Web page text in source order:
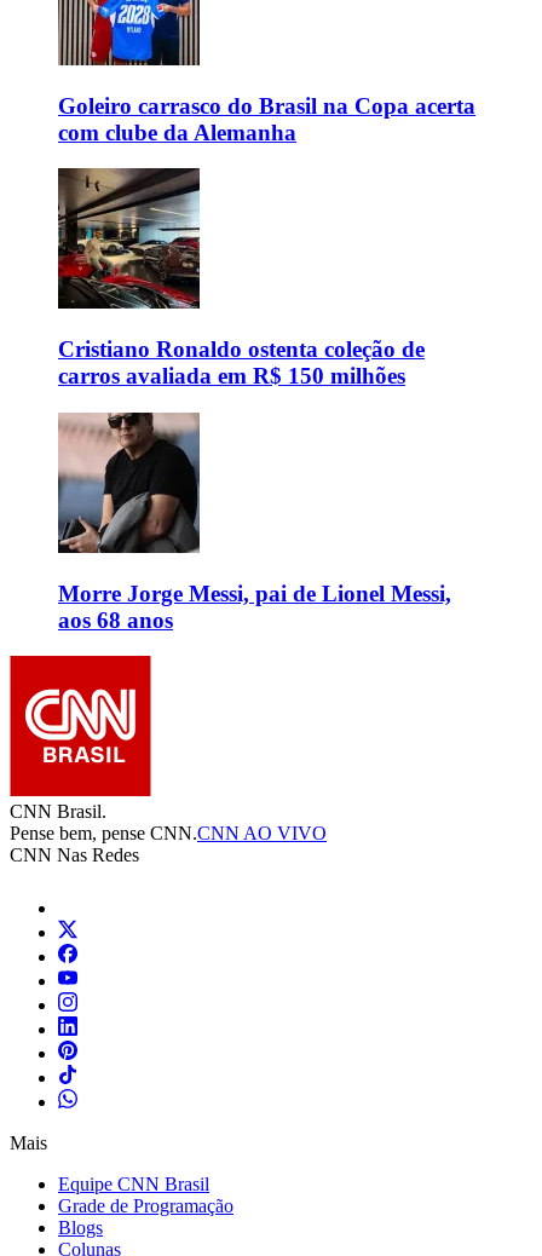
Goleiro carrasco do Brasil na Copa acerta
com clube da Alemanha
Cristiano Ronaldo ostenta coleção de
carros avaliada em R$ 150 milhões
Morre Jorge Messi, pai de Lionel Messi,
aos 68 anos
CNN Brasil.
Pense bem, pense CNN.CNN AO VIVO
CNN Nas Redes
Mais
Equipe CNN Brasil
Grade de Programação
Blogs
Colunas